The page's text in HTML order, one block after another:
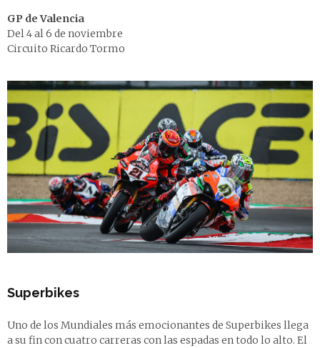
GP de Valencia
Del 4 al 6 de noviembre
Circuito Ricardo Tormo
Superbikes
Uno de los Mundiales más emocionantes de Superbikes llega
a su fin con cuatro carreras con las espadas en todo lo alto. El